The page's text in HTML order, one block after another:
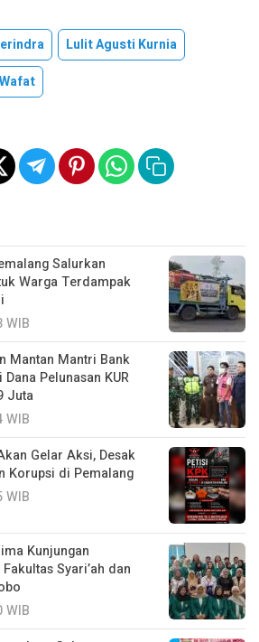
Lulit Agusti Kurnia
Wafat
Salurkan
Warga Terdampak
WIB
Mantan Mantri Bank
Pelunasan KUR
Juta
WIB
Gelar Aksi, Desak
Korupsi di Pemalang
WIB
Kunjungan
Syari’ah dan
WIB